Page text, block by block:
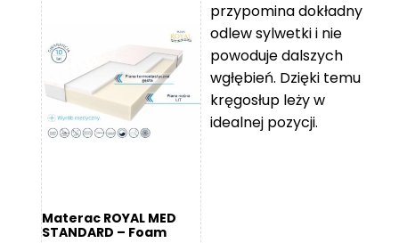
119 zł
do
11
670 zł
Materac ROYAL MED
STANDARD – Foam
przypomina dokładny
odlew sylwetki i nie
powoduje dalszych
wgłębień. Dzięki temu
kręgosłup leży w
idealnej pozycji.